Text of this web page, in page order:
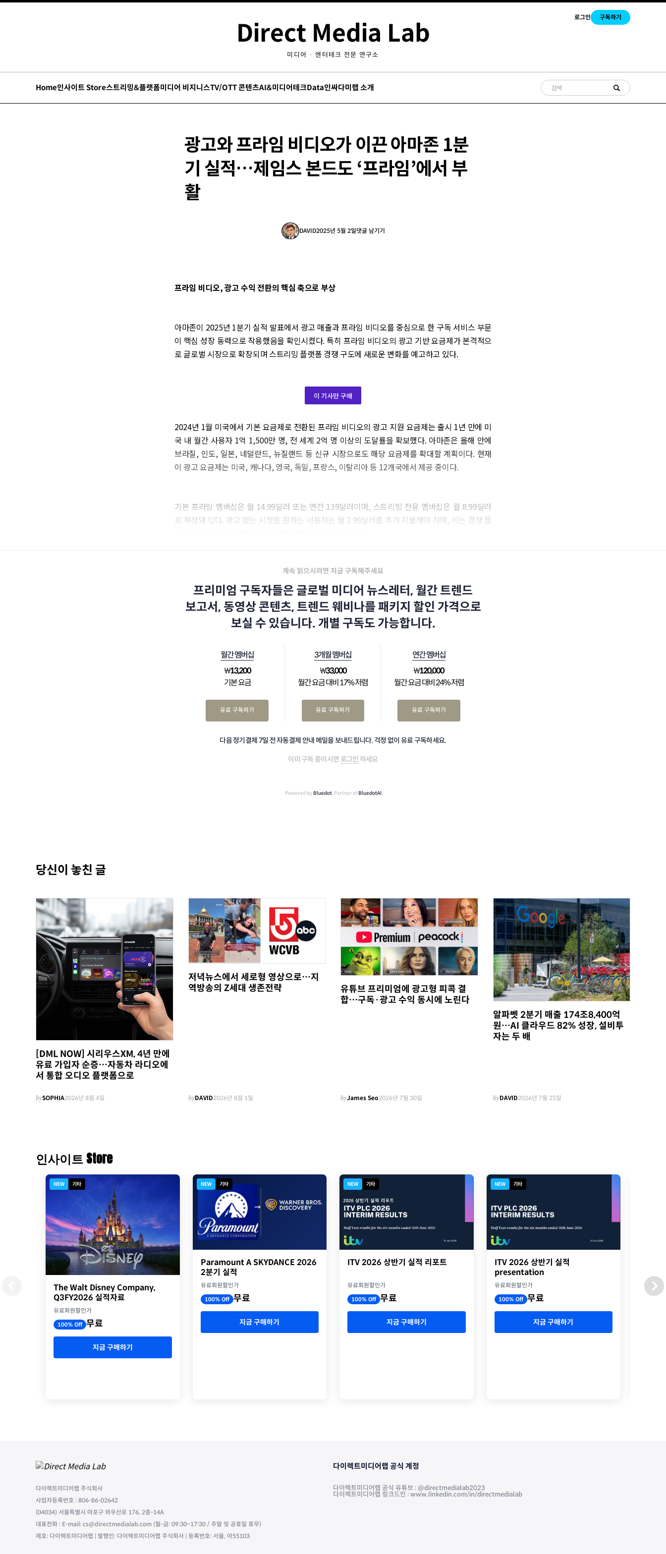
로그인 구독하기
Direct Media Lab
미디어 · 엔터테크 전문 연구소
Home인사이트 Store스트리밍&플랫폼미디어 비지니스TV/OTT 콘텐츠AI&미디어테크Data인싸다미랩 소개
광고와 프라임 비디오가 이끈 아마존 1분
기 실적…제임스 본드도 ‘프라임’에서 부
활
DAVID2025년 5월 2일댓글 남기기
프라임 비디오, 광고 수익 전환의 핵심 축으로 부상
아마존이 2025년 1분기 실적 발표에서 광고 매출과 프라임 비디오를 중심으로 한 구독 서비스 부문
이 핵심 성장 동력으로 작용했음을 확인시켰다. 특히 프라임 비디오의 광고 기반 요금제가 본격적으
로 글로벌 시장으로 확장되며 스트리밍 플랫폼 경쟁 구도에 새로운 변화를 예고하고 있다.
이 기사만 구매
2024년 1월 미국에서 기본 요금제로 전환된 프라임 비디오의 광고 지원 요금제는 출시 1년 만에 미
국 내 월간 사용자 1억 1,500만 명, 전 세계 2억 명 이상의 도달률을 확보했다. 아마존은 올해 안에
브라질, 인도, 일본, 네덜란드, 뉴질랜드 등 신규 시장으로도 해당 요금제를 확대할 계획이다. 현재
이 광고 요금제는 미국, 캐나다, 영국, 독일, 프랑스, 이탈리아 등 12개국에서 제공 중이다.
기본 프라임 멤버십은 월 14.99달러 또는 연간 139달러이며, 스트리밍 전용 멤버십은 월 8.99달러
로 책정돼 있다. 광고 없는 시청을 원하는 사용자는 월 2.99달러를 추가 지불해야 하며, 이는 경쟁 플
계속 읽으시려면 지금 구독해주세요
프리미엄 구독자들은 글로벌 미디어 뉴스레터, 월간 트렌드
보고서, 동영상 콘텐츠, 트렌드 웨비나를 패키지 할인 가격으로
보실 수 있습니다. 개별 구독도 가능합니다.
월간 멤버십
₩13,200
기본 요금
유료 구독하기
3개월 멤버십
₩33,000
월간 요금 대비 17% 저렴
유료 구독하기
연간 멤버십
₩120,000
월간 요금 대비 24% 저렴
유료 구독하기
다음 정기결제 7일 전 자동결제 안내 메일을 보내드립니다. 걱정 없이 유료 구독하세요.
이미 구독 중이시면 로그인 하세요
Powered by Bluedot, Partner of BluedotAI
당신이 놓친 글
[DML NOW] 시리우스XM, 4년 만에
유료 가입자 순증…자동차 라디오에
서 통합 오디오 플랫폼으로
bySOPHIA2026년 8월 4일
저녁뉴스에서 세로형 영상으로…지
역방송의 Z세대 생존전략
byDAVID2026년 8월 1일
유튜브 프리미엄에 광고형 피콕 결
합…구독·광고 수익 동시에 노린다
byJames Seo2026년 7월 30일
알파벳 2분기 매출 174조8,400억
원…AI 클라우드 82% 성장, 설비투
자는 두 배
byDAVID2026년 7월 25일
인사이트 Store
NEW 기타
The Walt Disney Company,
Q3FY2026 실적자료
유료회원할인가
100% Off 무료
지금 구매하기
NEW 기타
Paramount A SKYDANCE 2026
2분기 실적
유료회원할인가
100% Off 무료
지금 구매하기
NEW 기타
ITV 2026 상반기 실적 리포트
유료회원할인가
100% Off 무료
지금 구매하기
NEW 기타
ITV 2026 상반기 실적
presentation
유료회원할인가
100% Off 무료
지금 구매하기
유료회원
다이렉트미디어랩 주식회사
사업자등록번호 : 806-86-02642
(04034) 서울특별시 마포구 와우산로 176, 2층-14A
대표전화 : E-mail: cs@directmedialab.com (월-금: 09:30~17:30 / 주말 및 공휴일 휴무)
제호: 다이렉트미디어랩 | 발행인: 다이렉트미디어랩 주식회사 | 등록번호: 서울, 아55103
다이렉트미디어랩 공식 계정
다이렉트미디어랩 공식 유튜브 : @directmedialab2023
다이렉트미디어랩 링크드인 : www.linkedin.com/in/directmedialab